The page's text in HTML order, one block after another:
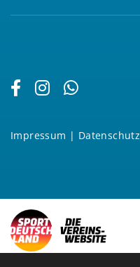
Impressum | Datenschutz